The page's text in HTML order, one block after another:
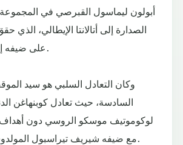
أبولون ليماسول القبرصي في
على ضيفه إيفرتون الإنجليزي.
وكان التعادل السلبي هو سيد
السادسة، حيث تعادل كوبنهاغن
لوكوموتيف موسكو الروسي دون
مع ضيفه شيريف تيراسبول المولدوفي بنفس النتيجة.